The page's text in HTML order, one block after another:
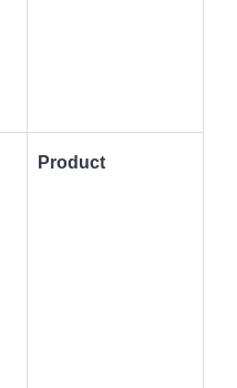
Product